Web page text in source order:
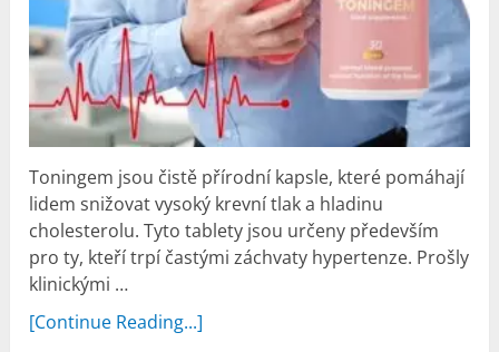
Toningem jsou čistě přírodní kapsle, které pomáhají
lidem snižovat vysoký krevní tlak a hladinu
cholesterolu. Tyto tablety jsou určeny především
pro ty, kteří trpí častými záchvaty hypertenze. Prošly
klinickými …
[Continue Reading...]